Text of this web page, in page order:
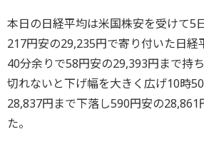
本日の日経平均は米国株安を受けて5
217円安の29,235円で寄り付いた日経
40分余りで58円安の29,393円まで持
切れないと下げ幅を大きく広げ10時
28,837円まで下落し590円安の28,861
た。